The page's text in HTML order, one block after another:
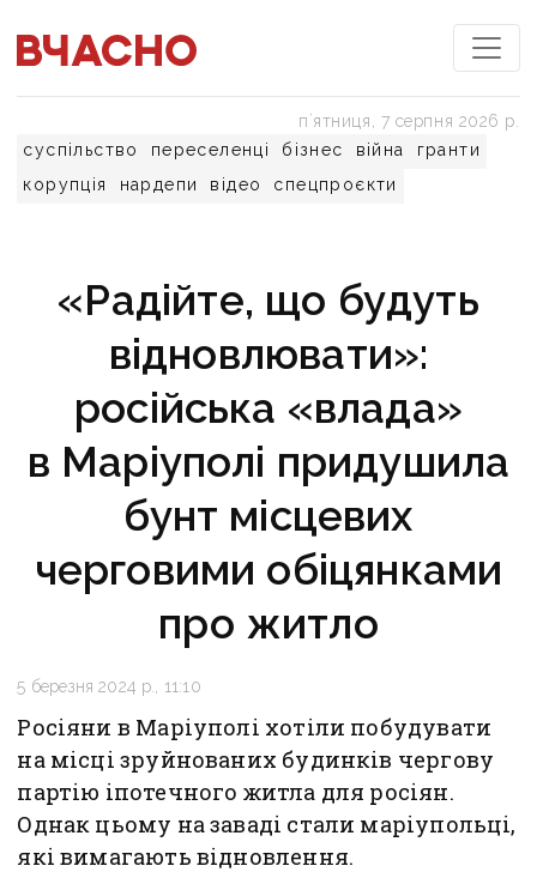
суспільство переселенці бізнес війна
гранти
корупція
нардепи відео спецпроєкти
пʼятниця, 7 серпня 2026 р.
«Радійте, що будуть
відновлювати»:
російська «влада»
в Маріуполі придушила
бунт місцевих
черговими обіцянками
про житло
5 березня 2024 р., 11:10
Росіяни в Маріуполі хотіли побудувати
на місці зруйнованих будинків чергову
партію іпотечного житла для росіян.
Однак цьому на заваді стали маріупольці,
які вимагають відновлення.